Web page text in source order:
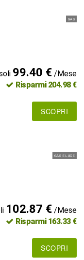
GAS
99.40 €/Mese
Risparmi 204.98 €
SCOPRI
GAS E LUCE
102.87 €/Mese
Risparmi 163.33 €
SCOPRI